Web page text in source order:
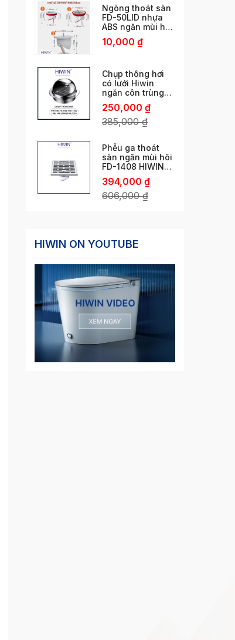
Ngõng thoát sàn
FD-50LID nhựa
ABS ngăn mùi hôi
cống thoát nhanh
chống côn trùng
10,000 ₫
Chụp thông hơi
có lưới Hiwin
ngăn côn trùng
phi 60/ 76 /80/
110/ 120/ 150 /160
/180 /200 /250
250,000 ₫
385,000₫
Phễu ga thoát
sàn ngăn mùi hôi
FD-1408 HIWIN
ngăn mùi vượt trội
394,000 ₫
606,000₫
HIWIN ON YOUTUBE